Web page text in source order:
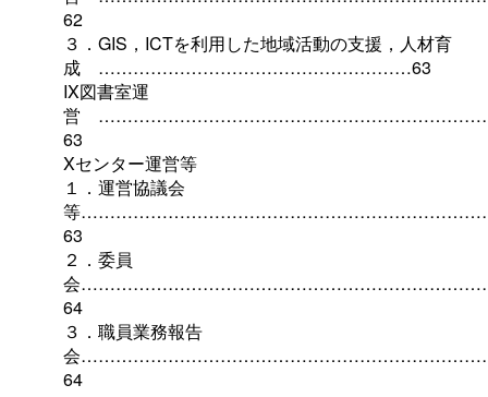
62
３．GIS，ICTを利用した地域活動の支援，人材育
成 ………………………………………………63
IX図書室運
営
63
Xセンター運営等
１．運営協議会
等
63
２．委員
会
64
３．職員業務報告
会
64